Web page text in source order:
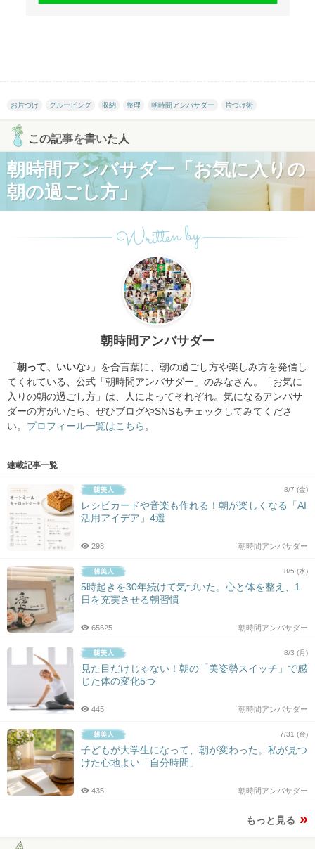
お片づけ グルーピング 収納 整理 朝時間アンバサダー 片づけ術
この記事を書いた人
朝時間アンバサダー「お気に入りの
朝の過ごし方」
Written by
朝時間アンバサダー
「朝って、いいな♪ 」を合言葉に、朝の過ごし方や楽しみ方を発信し
てくれている、公式「朝時間アンバサダー」のみなさん。「お気に
入りの朝の過ごし方」は、人によってそれぞれ。気になるアンバサ
ダーの方がいたら、ぜひブログやSNSもチェックしてみてくださ
い。 プロフィール一覧はこちら 。
連載記事一覧
8/7 (金)
レシピカードや音楽も作れる！朝が楽しくなる「AI
活用アイデア」4選
朝時間アンバサダー
298
8/5 (水)
5時起きを30年続けて気づいた。心と体を整え、1
日を充実させる朝習慣
朝時間アンバサダー
65625
8/3 (月)
見た目だけじゃない！朝の「美姿勢スイッチ」で感
じた体の変化5つ
朝時間アンバサダー
445
7/31 (金)
子どもが大学生になって、朝が変わった。私が見つ
けた心地よい「自分時間」
朝時間アンバサダー
435
もっと見る